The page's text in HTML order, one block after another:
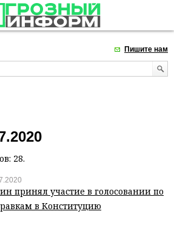
Пишите нам
28.
принял участие в голосовании по
в Конституцию